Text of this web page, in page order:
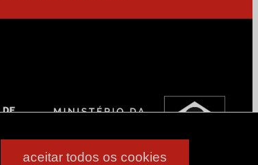
aceitar todos os cookies